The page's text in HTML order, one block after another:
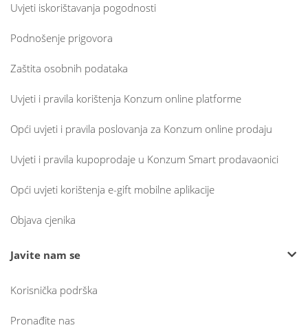
Uvjeti iskorištavanja pogodnosti
Podnošenje prigovora
Zaštita osobnih podataka
Uvjeti i pravila korištenja Konzum online platforme
Opći uvjeti i pravila poslovanja za Konzum online prodaju
Uvjeti i pravila kupoprodaje u Konzum Smart prodavaonici
Opći uvjeti korištenja e-gift mobilne aplikacije
Objava cjenika
Javite nam se
Korisnička podrška
Pronađite nas